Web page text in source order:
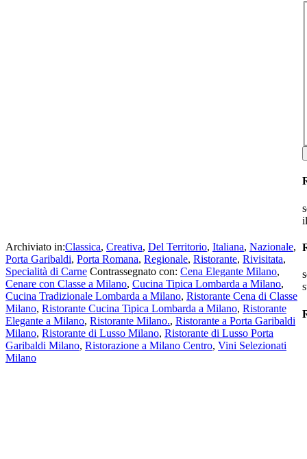
Archiviato in:Classica, Creativa, Del Territorio, Italiana, Nazionale,
Porta Garibaldi, Porta Romana, Regionale, Ristorante, Rivisitata,
Specialità di Carne Contrassegnato con: Cena Elegante Milano,
Cenare con Classe a Milano, Cucina Tipica Lombarda a Milano,
Cucina Tradizionale Lombarda a Milano, Ristorante Cena di Classe
Milano, Ristorante Cucina Tipica Lombarda a Milano, Ristorante
Elegante a Milano, Ristorante Milano., Ristorante a Porta Garibaldi
Milano, Ristorante di Lusso Milano, Ristorante di Lusso Porta
Garibaldi Milano, Ristorazione a Milano Centro, Vini Selezionati
Milano